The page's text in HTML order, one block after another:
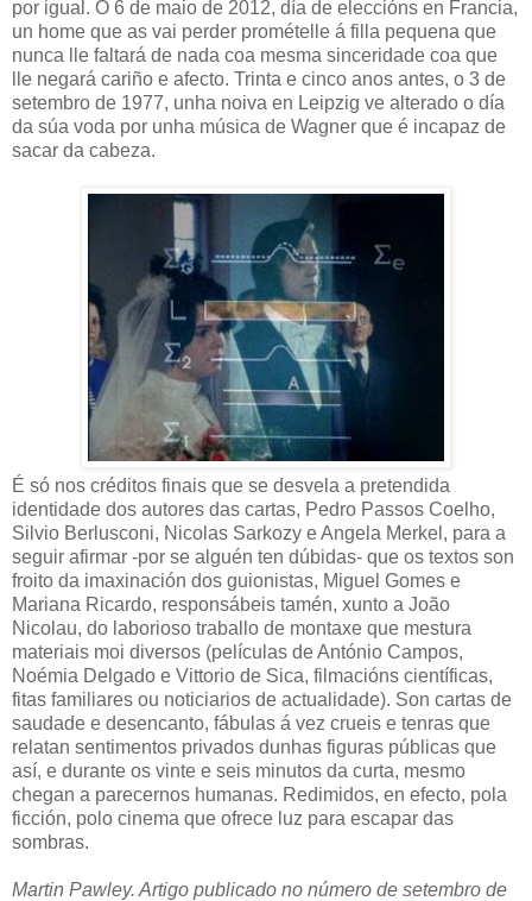
por igual. O 6 de maio de 2012, día de eleccións en Francia,
un home que as vai perder promételle á filla pequena que
nunca lle faltará de nada coa mesma sinceridade coa que
lle negará cariño e afecto. Trinta e cinco anos antes, o 3 de
setembro de 1977, unha noiva en Leipzig ve alterado o día
da súa voda por unha música de Wagner que é incapaz de
sacar da cabeza.
É só nos créditos finais que se desvela a pretendida
identidade dos autores das cartas, Pedro Passos Coelho,
Silvio Berlusconi, Nicolas Sarkozy e Angela Merkel, para a
seguir afirmar -por se alguén ten dúbidas- que os textos son
froito da imaxinación dos guionistas, Miguel Gomes e
Mariana Ricardo, responsábeis tamén, xunto a João
Nicolau, do laborioso traballo de montaxe que mestura
materiais moi diversos (películas de António Campos,
Noémia Delgado e Vittorio de Sica, filmacións científicas,
fitas familiares ou noticiarios de actualidade). Son cartas de
saudade e desencanto, fábulas á vez crueis e tenras que
relatan sentimentos privados dunhas figuras públicas que
así, e durante os vinte e seis minutos da curta, mesmo
chegan a parecernos humanas. Redimidos, en efecto, pola
ficción, polo cinema que ofrece luz para escapar das
sombras.
Martin Pawley. Artigo publicado no número de setembro de